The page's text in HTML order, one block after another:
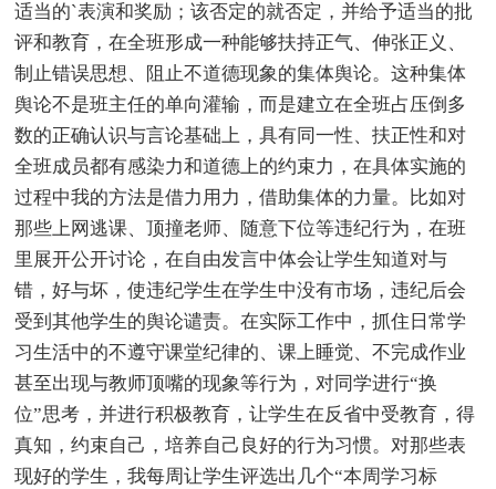
适当的`表演和奖励；该否定的就否定，并给予适当的批
评和教育，在全班形成一种能够扶持正气、伸张正义、
制止错误思想、阻止不道德现象的集体舆论。这种集体
舆论不是班主任的单向灌输，而是建立在全班占压倒多
数的正确认识与言论基础上，具有同一性、扶正性和对
全班成员都有感染力和道德上的约束力，在具体实施的
过程中我的方法是借力用力，借助集体的力量。比如对
那些上网逃课、顶撞老师、随意下位等违纪行为，在班
里展开公开讨论，在自由发言中体会让学生知道对与
错，好与坏，使违纪学生在学生中没有市场，违纪后会
受到其他学生的舆论谴责。在实际工作中，抓住日常学
习生活中的不遵守课堂纪律的、课上睡觉、不完成作业
甚至出现与教师顶嘴的现象等行为，对同学进行“换
位”思考，并进行积极教育，让学生在反省中受教育，得
真知，约束自己，培养自己良好的行为习惯。对那些表
现好的学生，我每周让学生评选出几个“本周学习标